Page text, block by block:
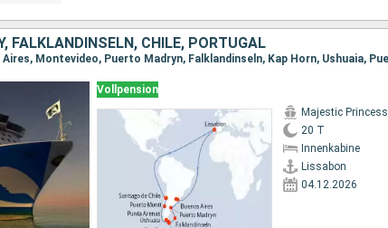
FALKLANDINSELN, CHILE, PORTUGAL
Vollpension
Majestic Princess
20 T
Innenkabine
Lissabon
04.12.2026